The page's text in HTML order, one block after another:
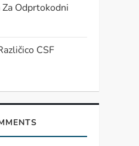
Odprtokodni
CSF